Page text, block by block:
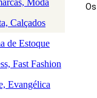
Moda
Calçados
de Estoque
Fast Fashion
Evangélica
Produto